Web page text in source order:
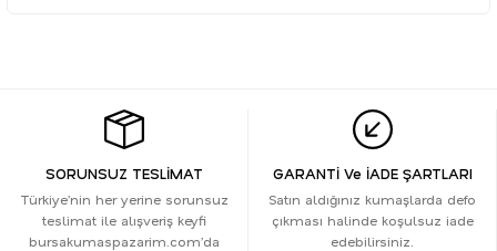
SORUNSUZ TESLİMAT
Türkiye’nin her yerine sorunsuz
teslimat ile alışveriş keyfi
bursakumaspazarim.com’da
GARANTİ Ve İADE ŞARTLARI
Satın aldığınız kumaşlarda defo
çıkması halinde koşulsuz iade
edebilirsiniz.